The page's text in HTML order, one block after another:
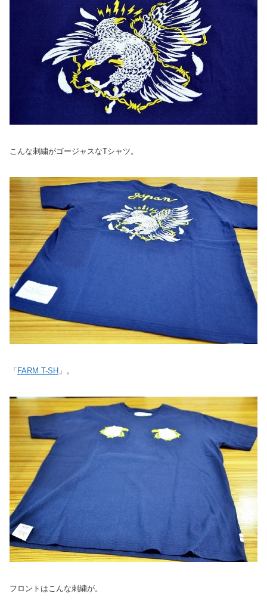
こんな刺繍がゴージャスなTシャツ。
「 FARM T-SH 」。
フロントはこんな刺繍が。